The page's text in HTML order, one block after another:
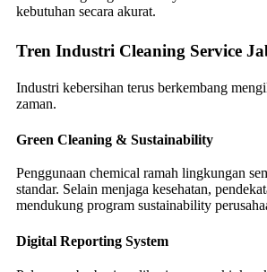
kebutuhan secara akurat.
Tren Industri Cleaning Service
Industri kebersihan terus berkembang
zaman.
Green Cleaning & Sustainability
Penggunaan chemical ramah lingkungan
standar. Selain menjaga kesehatan,
mendukung program sustainability
Digital Reporting System